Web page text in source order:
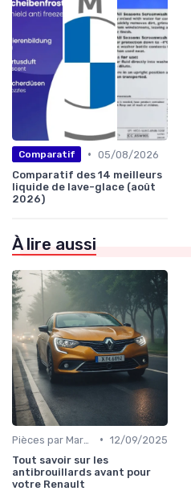
Comparatif • 05/08/2026
Comparatif des 14 meilleurs
liquide de lave-glace (août
2026)
À lire aussi
• 12/09/2025
Tout savoir sur les
antibrouillards avant pour
votre Renault